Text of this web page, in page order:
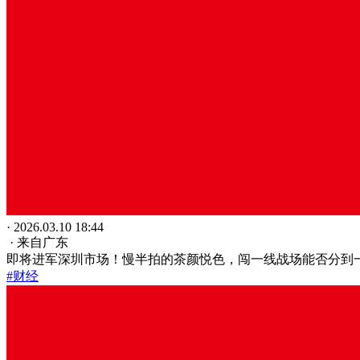
· 2026.03.10 18:44
· 来自广东
即将进军深圳市场！慢半拍的茶颜悦色，闯一线战场能否分到
#财经